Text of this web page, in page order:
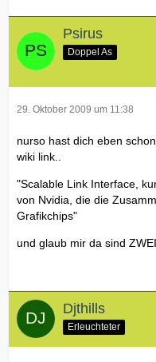
Psirus
Doppel As
29. Oktober 2009 um 11:38
nurso hast dich eben
wiki link..
"Scalable Link Interface,
von Nvidia, die die
Grafikchips"
und glaub mir da sind
Djthills
Erleuchteter